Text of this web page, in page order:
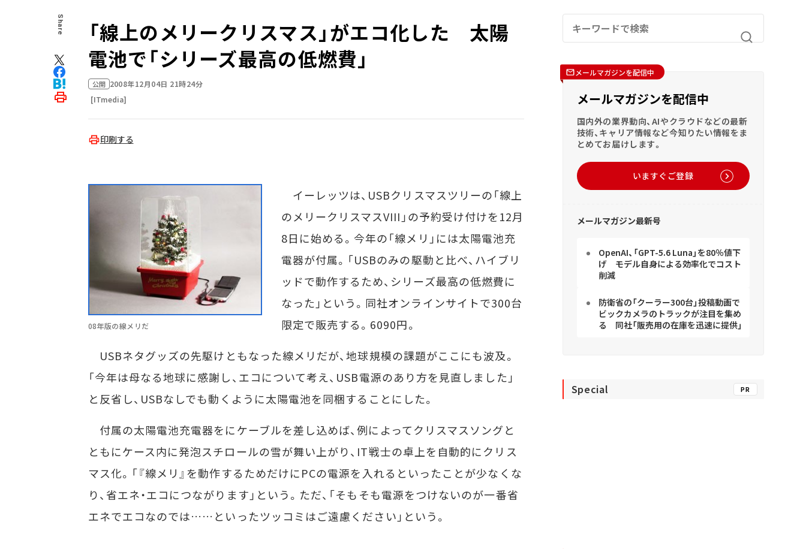
Share
「線上のメリークリスマス」がエコ化した 太陽
電池で「シリーズ最高の低燃費」
公開 2008年12月04日 21時24分
[ITmedia]
印刷する
08年版の線メリだ
イーレッツは、USBクリスマスツリーの「線上
のメリークリスマスVIII」の予約受け付けを12月
8日に始める。今年の「線メリ」には太陽電池充
電器が付属。「USBのみの駆動と比べ、ハイブリ
ッドで動作するため、シリーズ最高の低燃費に
なった」という。同社オンラインサイトで300台
限定で販売する。6090円。
USBネタグッズの先駆けともなった線メリだが、地球規模の課題がここにも波及。
「今年は母なる地球に感謝し、エコについて考え、USB電源のあり方を見直しました」
と反省し、USBなしでも動くように太陽電池を同梱することにした。
付属の太陽電池充電器をにケーブルを差し込めば、例によってクリスマスソングと
ともにケース内に発泡スチロールの雪が舞い上がり、IT戦士の卓上を自動的にクリス
マス化。「『線メリ』を動作するためだけにPCの電源を入れるといったことが少なくな
り、省エネ・エコにつながります」という。ただ、「そもそも電源をつけないのが一番省
エネでエコなのでは……といったツッコミはご遠慮ください」という。
メールマガジンを配信中
メールマガジンを配信中
国内外の業界動向、AIやクラウドなどの最新
技術、キャリア情報など今知りたい情報をま
とめてお届けします。
いますぐご登録
メールマガジン最新号
OpenAI、「GPT-5.6 Luna」を80％値下
げ モデル自身による効率化でコスト
削減
防衛省の「クーラー300台」投稿動画で
ビックカメラのトラックが注目を集め
る 同社「販売用の在庫を迅速に提供」
Special PR